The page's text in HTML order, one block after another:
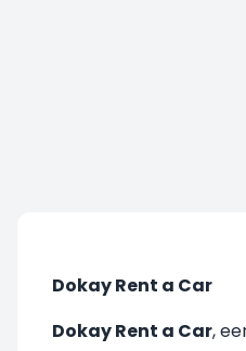
Dokay Rent a Car
Dokay Rent a Car,